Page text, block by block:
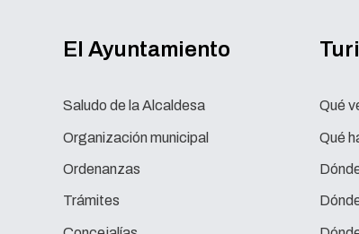
El Ayuntamiento
Saludo de la Alcaldesa
Organización municipal
Ordenanzas
Trámites
Qué
Qué